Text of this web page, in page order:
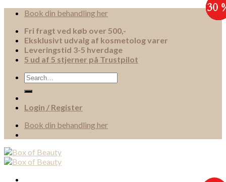
Skip
content
Book din behandling her
Fri fragt ved køb over 500,-
Eksklusivt udvalg af kosmetolog varer
Leveringstid 3-5 hverdage
5 ud af 5 stjerner på Trustpilot
Search
for:
Login / Register
Book din behandling her
30
30
30
30
30
30
30
30